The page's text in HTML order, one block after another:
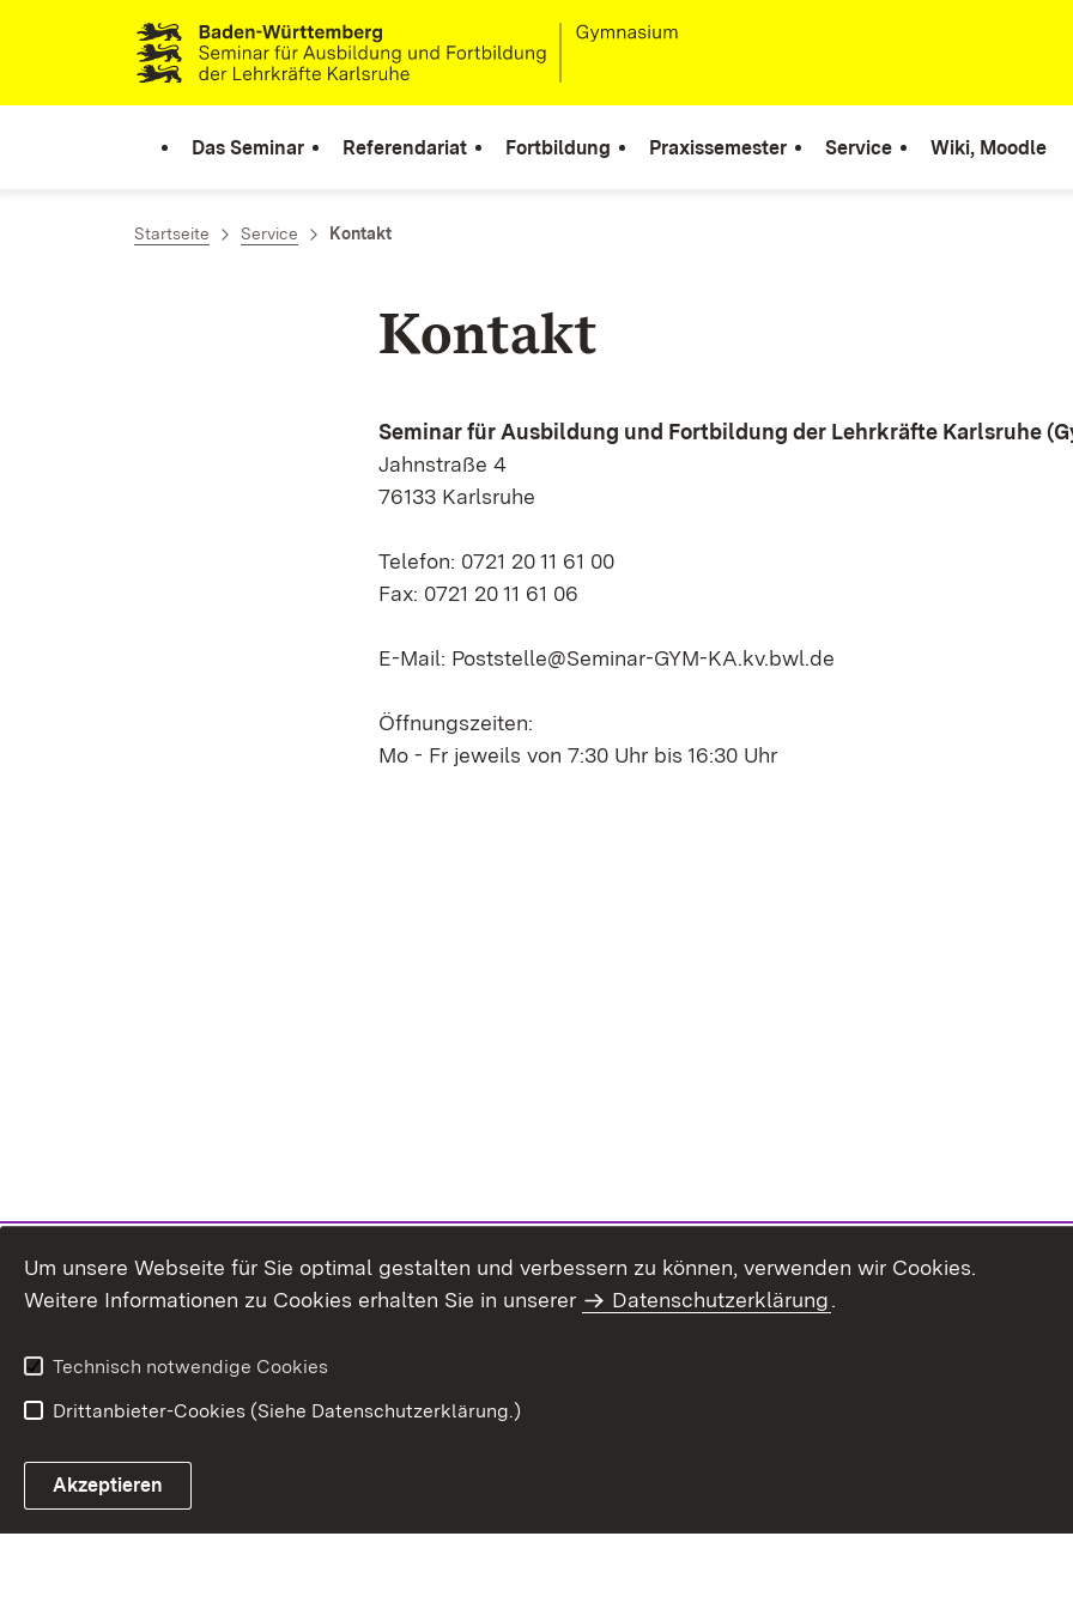
Zum Inhalt springen
Link zur Startseite
Das Seminar Referendariat Fortbildung Praxissemester Service Wiki, Moodle
Startseite Service Kontakt
Kontakt
Seminar für Ausbildung und Fortbildung der Lehrkräfte Karlsruhe
Jahnstraße 4
76133 Karlsruhe
Telefon: 0721 20 11 61 00
Fax: 0721 20 11 61 06
E-Mail: Poststelle@Seminar-GYM-KA.kv.bwl.de
Öffnungszeiten:
Mo - Fr jeweils von 7:30 Uhr bis 16:30 Uhr
Um unsere Webseite für Sie optimal gestalten und verbessern zu können, verwenden wir Cookies.
Weitere Informationen zu Cookies erhalten Sie in unserer
Datenschutzerklärung.
Technisch notwendige Cookies
Drittanbieter-Cookies (Siehe Datenschutzerklärung.)
Akzeptieren